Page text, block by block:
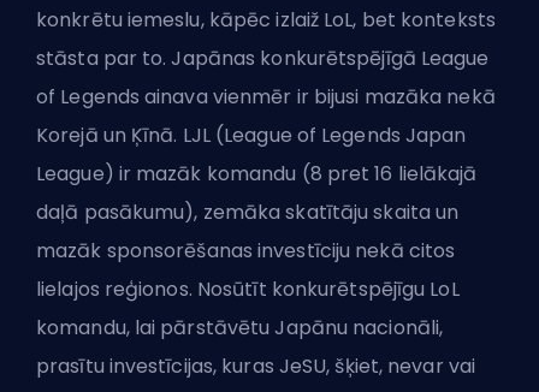
konkrētu iemeslu, kāpēc izlaiž LoL, bet konteksts
stāsta par to. Japānas konkurētspējīgā League
of Legends ainava vienmēr ir bijusi mazāka nekā
Korejā un Ķīnā. LJL (League of Legends Japan
League) ir mazāk komandu (8 pret 16 lielākajā
daļā pasākumu), zemāka skatītāju skaita un
mazāk sponsorēšanas investīciju nekā citos
lielajos reģionos. Nosūtīt konkurētspējīgu LoL
komandu, lai pārstāvētu Japānu nacionāli,
prasītu investīcijas, kuras JeSU, šķiet, nevar vai